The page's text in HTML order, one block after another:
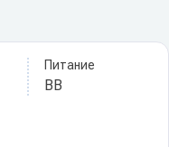
Питание
BB